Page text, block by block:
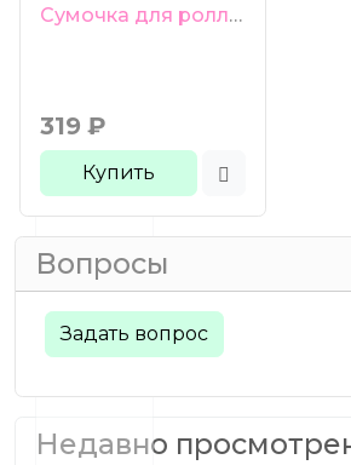
Сумочка для роллеров 6 ячеек синяя
319 ₽
Купить
Вопросы
Задать вопрос
Недавно